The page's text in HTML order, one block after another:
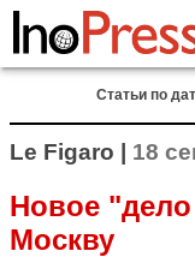
Статьи по
Le Figaro | 18
Новое
Москву